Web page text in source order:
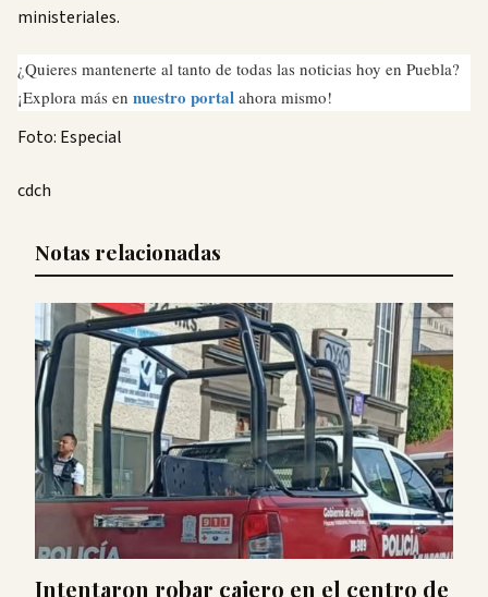
ministeriales.
¿Quieres mantenerte al tanto de todas las noticias hoy en Puebla?
¡Explora más en nuestro portal ahora mismo!
Foto: Especial
cdch
Notas relacionadas
Intentaron robar cajero en el centro de